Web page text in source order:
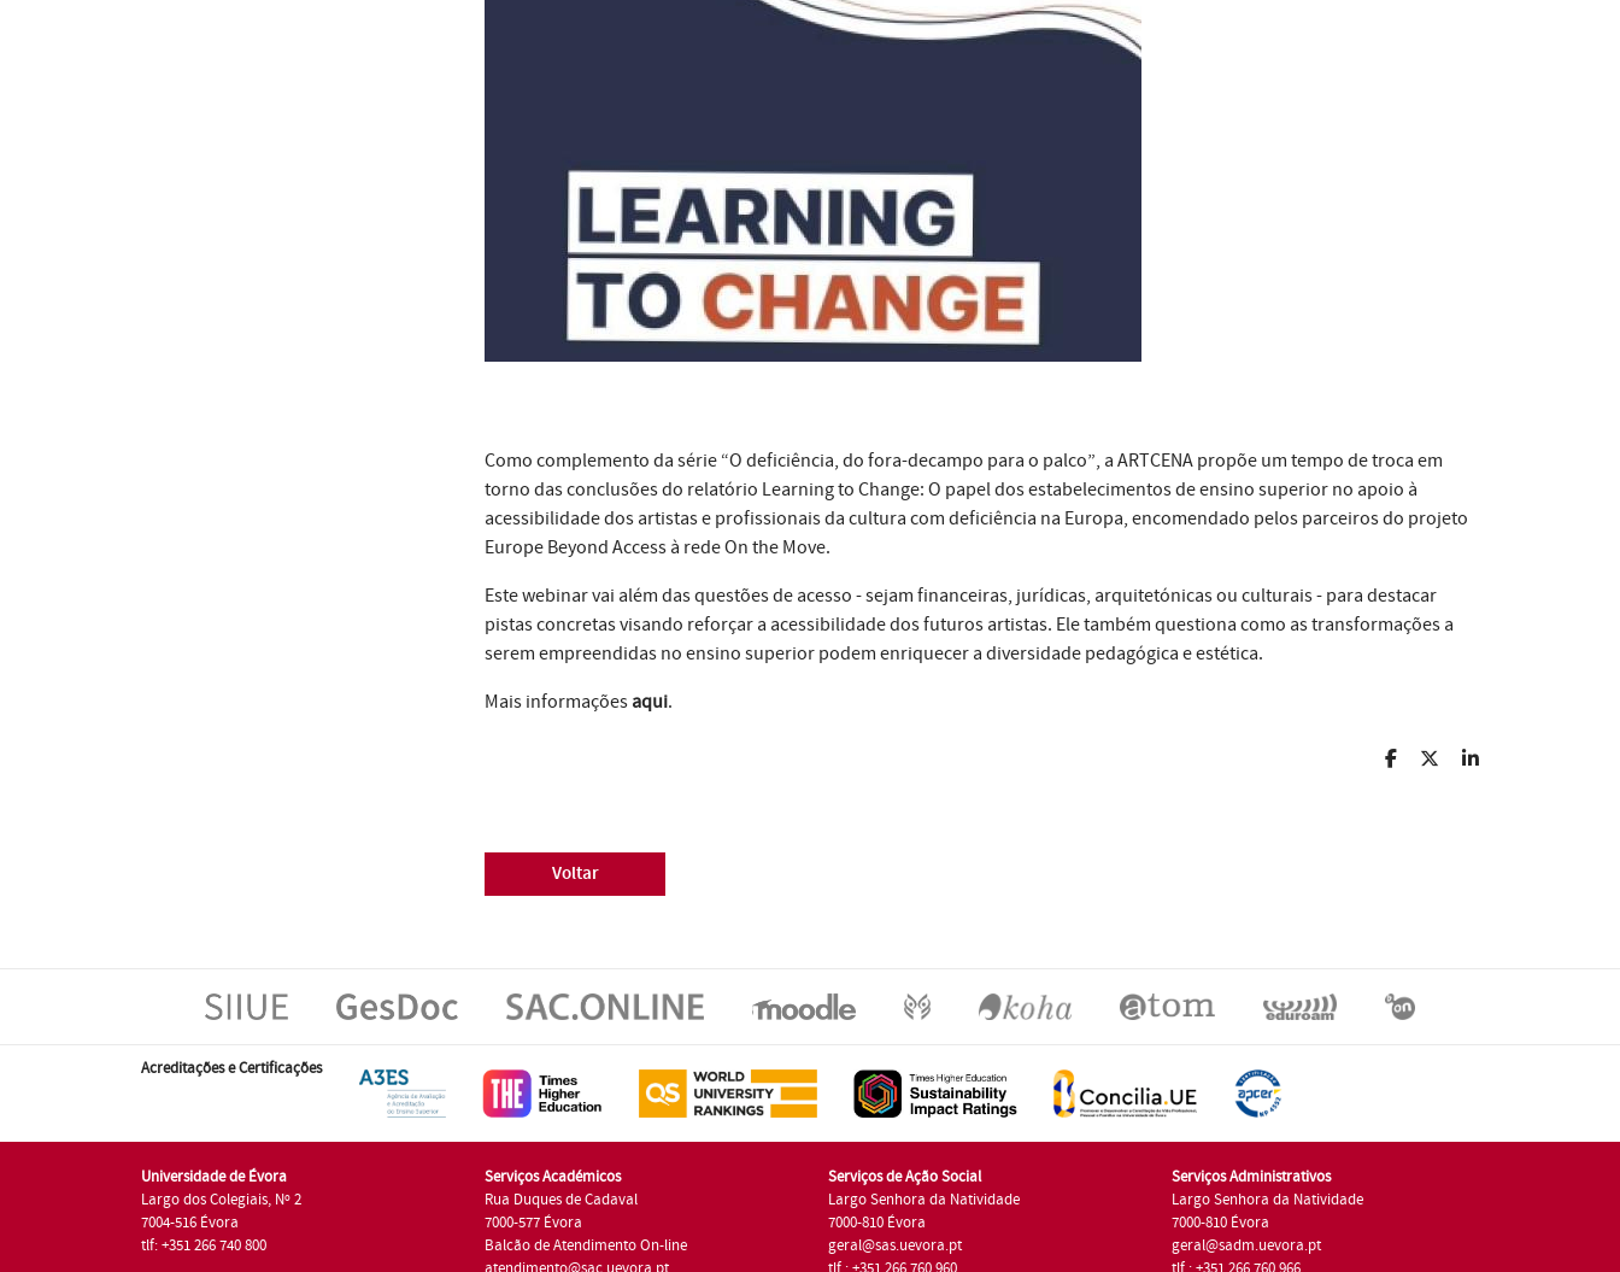
Como complemento da série “O deficiência, do fora-decampo para o palco”, a ARTCENA propõe um tempo de troca em
torno das conclusões do relatório Learning to Change: O papel dos estabelecimentos de ensino superior no apoio à
acessibilidade dos artistas e profissionais da cultura com deficiência na Europa, encomendado pelos parceiros do projeto
Europe Beyond Access à rede On the Move.
Este webinar vai além das questões de acesso - sejam financeiras, jurídicas, arquitetónicas ou culturais - para destacar
pistas concretas visando reforçar a acessibilidade dos futuros artistas. Ele também questiona como as transformações a
serem empreendidas no ensino superior podem enriquecer a diversidade pedagógica e estética.
Mais informações aqui.
Voltar
Acreditações e Certificações
Universidade de Évora
Largo dos Colegiais, Nº 2
7004-516 Évora
tlf: +351 266 740 800
Serviços Académicos
Rua Duques de Cadaval
7000-577 Évora
Balcão de Atendimento On-line
Serviços de Ação Social
Largo Senhora da Natividade
7000-810 Évora
geral@sas.uevora.pt
Serviços Administrativos
Largo Senhora da Natividade
7000-810 Évora
geral@sadm.uevora.pt